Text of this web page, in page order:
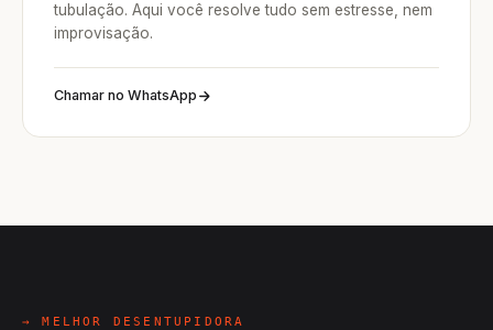
tubulação. Aqui você resolve tudo sem estresse, nem
improvisação.
Chamar no WhatsApp
→ MELHOR DESENTUPIDORA